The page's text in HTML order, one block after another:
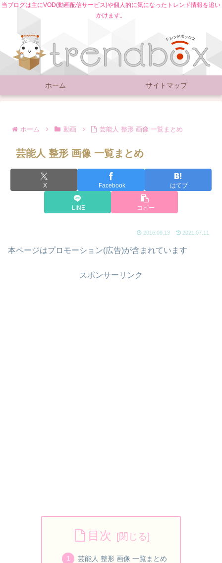
当ブログは主にVOD(動画配信サービス)や個人的に気になったトレンド情報を追い
かけます。
ホーム サイトマップ
ホーム 動画 芸能人 整形 画像 一覧まとめ
芸能人 整形 画像 一覧まとめ
X Facebook はてブ
LINE コピー
2016.09.13 2021.07.11
本ページはプロモーション(広告)が含まれています
スポンサーリンク
目次
芸能人 整形 画像 一覧まとめ